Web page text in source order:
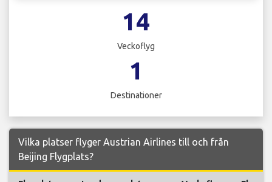
14
Veckoflyg
1
Destinationer
Vilka platser flyger Austrian Airlines till och från
Beijing Flygplats?